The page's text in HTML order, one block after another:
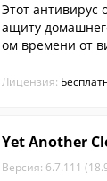
Этот антивирус
ащиту
ом времени от
Лицензия:
Yet Another
Версия: 6.7.111